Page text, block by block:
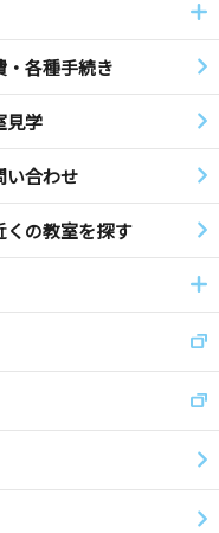
・各種手続き
見学
い合わせ
くの教室を探す